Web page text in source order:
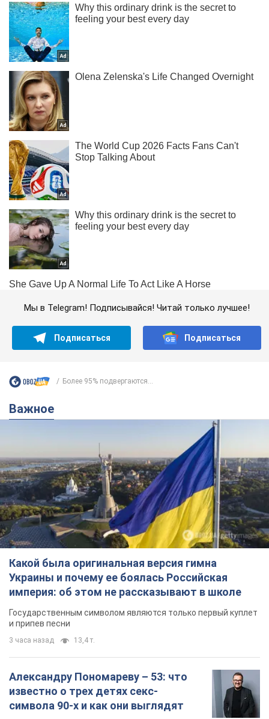
Мы в Telegram! Подписывайся! Читай только лучшее!
Подписаться Подписаться
Более 95% подвергаются...
Важное
Какой была оригинальная версия гимна
Украины и почему ее боялась Российская
империя: об этом не рассказывают в школе
Государственным символом являются только первый куплет
и припев песни
3 часа назад 13,4 т.
Александру Пономареву – 53: что
известно о трех детях секс-
символа 90-х и как они выглядят